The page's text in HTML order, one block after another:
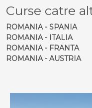
Curse catre
ROMANIA - SPANIA
ROMANIA - ITALIA
ROMANIA - FRANTA
ROMANIA - AUSTRIA